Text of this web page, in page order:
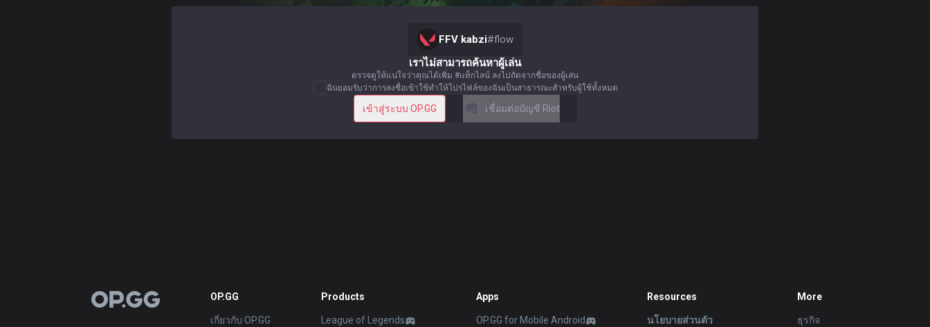
FFV kabzi#flow
เราไม่สามารถค้นหาผู้เล่น
ตรวจดูให้แน่ใจว่าคุณได้เพิ่ม #แท็กไลน์ ลงไปถัดจากชื่อของผู้เล่น
ฉันยอมรับว่าการลงชื่อเข้าใช้ทำให้โปรไฟล์ของฉันเป็นสาธารณะสำหรับผู้ใช้ทั้งหมด
เข้าสู่ระบบ OP.GG เชื่อมต่อบัญชี Riot
OP.GG OP.GG
เกี่ยวกับ OP.GG
Products
League of Legends
Apps
OP.GG for Mobile Android
Resources
นโยบายส่วนตัว
More
ธุรกิจ